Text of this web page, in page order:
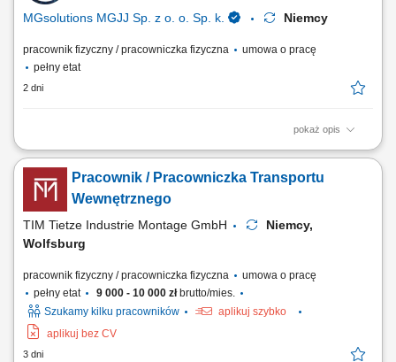
MGsolutions MGJJ Sp. z o. o. Sp. k. Niemcy
pracownik fizyczny / pracowniczka fizyczna
umowa o pracę
pełny etat
2 dni
pokaż opis
Opis stanowiska Magazynowanie towaru - załadunek oraz rozładunek
towarów dostarczanych do magazynu; Przyjmowanie dostaw;
Przygotowywanie towaru do dalszej wysyłki; Proste prace pomocnicze
na terenie magazynu logistycznego;
Pracownik / Pracowniczka Transportu
Wewnętrznego
TIM Tietze Industrie Montage GmbH
Niemcy,
Wolfsburg
pracownik fizyczny / pracowniczka fizyczna
umowa o pracę
pełny etat
9 000 - 10 000 złbrutto/mies.
Szukamy kilku pracowników
aplikuj szybko
aplikuj bez CV
3 dni